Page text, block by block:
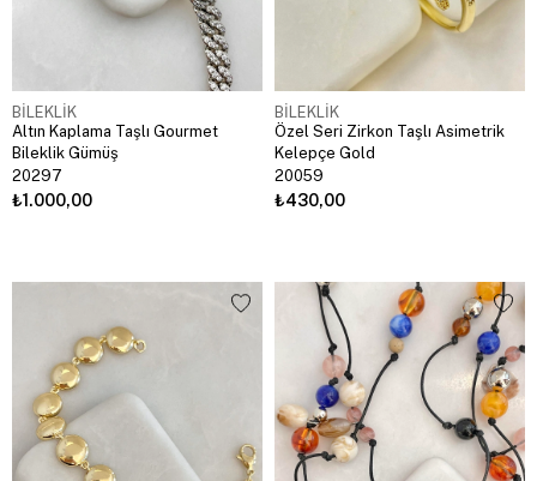
BİLEKLİK
Altın Kaplama Taşlı Gourmet
Bileklik Gümüş
20297
₺1.000,00
BİLEKLİK
Özel Seri Zirkon Taşlı Asimetrik
Kelepçe Gold
20059
₺430,00